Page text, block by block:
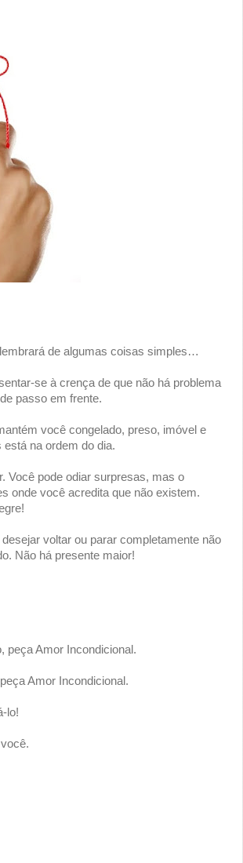
de algumas coisas simples…
se à crença de que não há problema
passo em frente.
você congelado, preso, imóvel e
na ordem do dia.
Você pode odiar surpresas, mas o
onde você acredita que não existem.
voltar ou parar completamente não
Não há presente maior!
peça Amor Incondicional.
Amor Incondicional.
lo!